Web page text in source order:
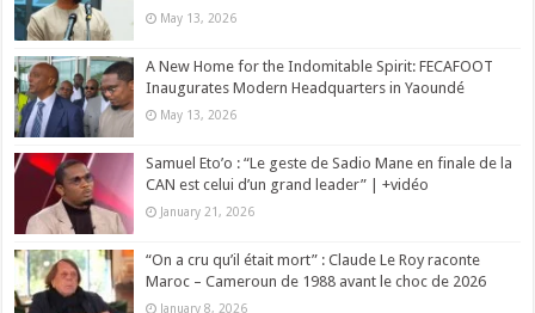
May 13, 2026
A New Home for the Indomitable Spirit: FECAFOOT
Inaugurates Modern Headquarters in Yaoundé
May 13, 2026
Samuel Eto’o : “Le geste de Sadio Mane en finale de la
CAN est celui d’un grand leader” | +vidéo
January 21, 2026
“On a cru qu’il était mort” : Claude Le Roy raconte
Maroc – Cameroun de 1988 avant le choc de 2026
January 8, 2026